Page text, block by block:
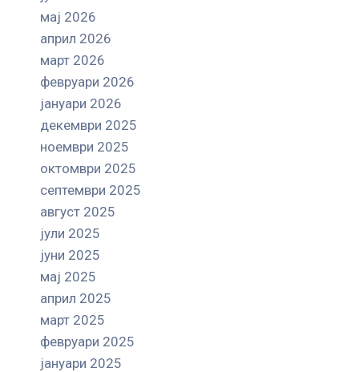
мај 2026
април 2026
март 2026
февруари 2026
јануари 2026
декември 2025
ноември 2025
октомври 2025
септември 2025
август 2025
јули 2025
јуни 2025
мај 2025
април 2025
март 2025
февруари 2025
јануари 2025